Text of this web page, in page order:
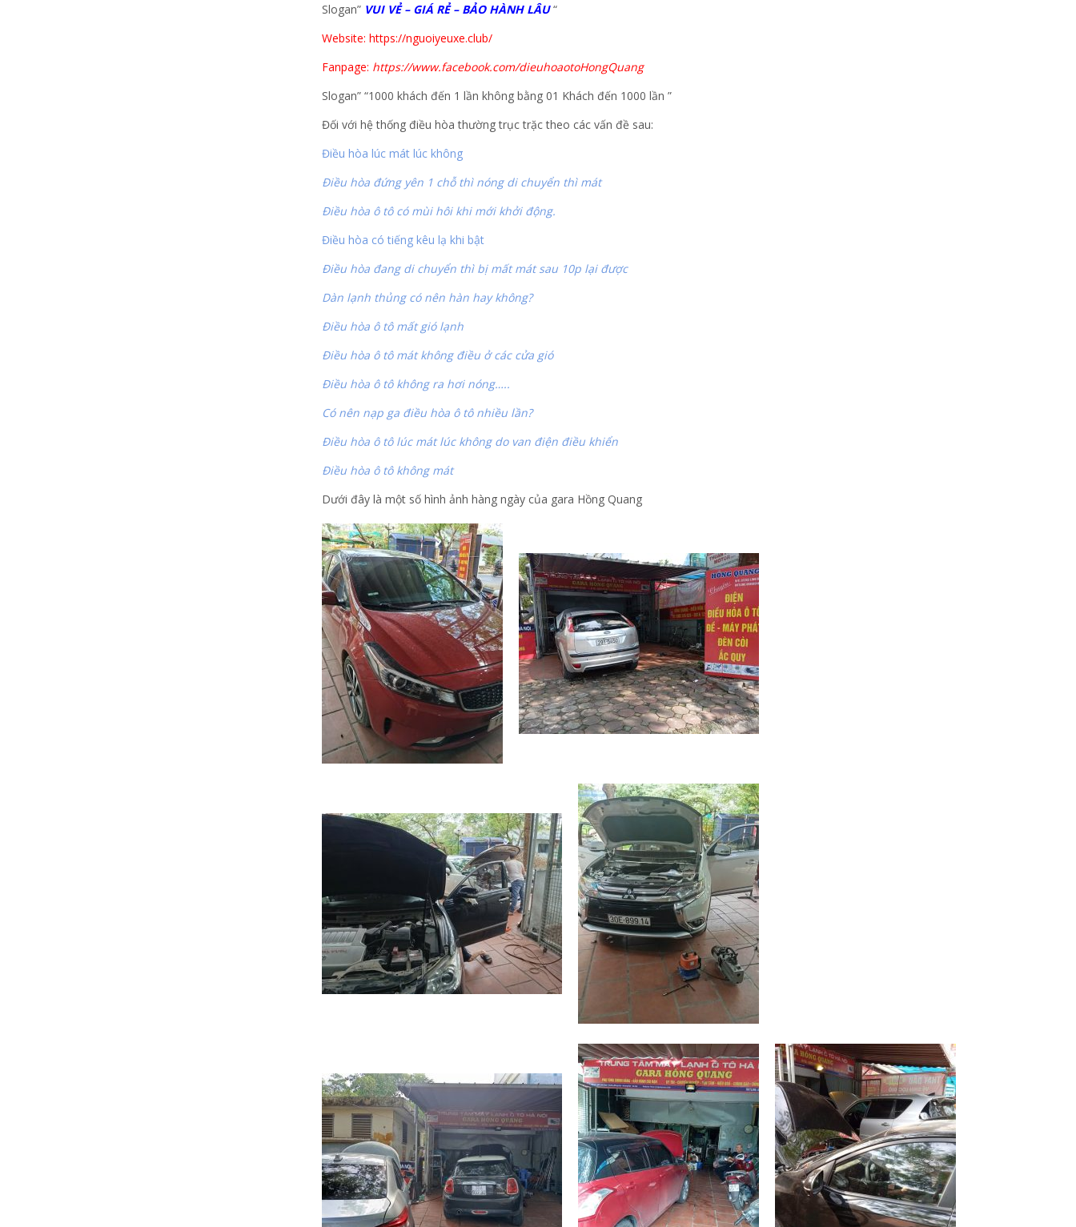
Slogan” VUI VẺ – GIÁ RẺ – BẢO HÀNH LÂU “
Website: https://nguoiyeuxe.club/
Fanpage: https://www.facebook.com/dieuhoaotoHongQuang
Slogan” “1000 khách đến 1 lần không bằng 01 Khách đến 1000 lần ”
Đối với hệ thống điều hòa thường trục trặc theo các vấn đề sau:
Điều hòa lúc mát lúc không
Điều hòa đứng yên 1 chỗ thì nóng di chuyển thì mát
Điều hòa ô tô có mùi hôi khi mới khởi động.
Điều hòa có tiếng kêu lạ khi bật
Điều hòa đang di chuyển thì bị mất mát sau 10p lại được
Dàn lạnh thủng có nên hàn hay không?
Điều hòa ô tô mất gió lạnh
Điều hòa ô tô mát không điều ở các cửa gió
Điều hòa ô tô không ra hơi nóng…..
Có nên nạp ga điều hòa ô tô nhiều lần?
Điều hòa ô tô lúc mát lúc không do van điện điều khiển
Điều hòa ô tô không mát
Dưới đây là một số hình ảnh hàng ngày của gara Hồng Quang